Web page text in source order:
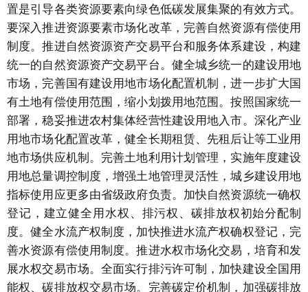
置是引导各类资源要素向绿色低碳发展集聚的有效方式。
要深入推进资源要素市场化改革，完善自然资源有偿使用
制度。推进自然资源资产交易平台和服务体系建设，构建
统一的自然资源资产交易平台。健全城乡统一的建设用地
市场，完善国有建设用地市场化配置机制，进一步扩大国
有土地有偿使用范围，缩小划拨用地范围。按照国家统一
部署，稳妥推进农村集体经营性建设用地入市。深化产业
用地市场化配置改革，健全长期租赁、先租后让等工业用
地市场供应机制。完善土地利用计划管理，实施年度建设
用地总量调控制度，增强土地管理灵活性，城乡建设用地
指标使用应更多由省级政府负责。加快自然资源统一确权
登记，建立健全用水权、排污权、碳排放权初始分配制
度。健全水流产权制度，加快推进水流产权确权登记，完
善水资源有偿使用制度。推进水权市场化交易，培育和发
展水权交易市场。全面实行排污许可制，加快建设全国用
能权、碳排放权交易市场。完善碳定价机制，加强碳排放